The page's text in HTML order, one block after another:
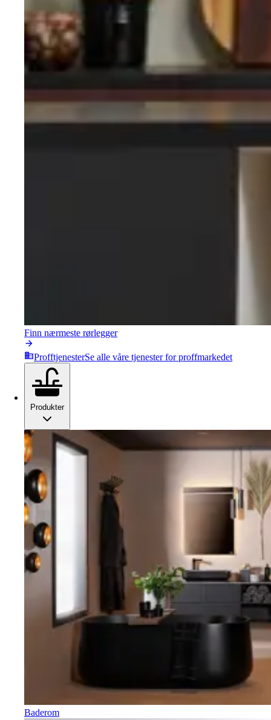
Finn nærmeste rørlegger
ProfftjenesterSe alle våre tjenester for proffmarkedet
Produkter
Baderom